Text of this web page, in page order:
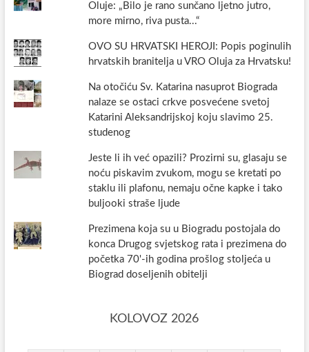
Oluje: „Bilo je rano sunčano ljetno jutro,
more mirno, riva pusta...“
OVO SU HRVATSKI HEROJI: Popis poginulih
hrvatskih branitelja u VRO Oluja za Hrvatsku!
Na otočiću Sv. Katarina nasuprot Biograda
nalaze se ostaci crkve posvećene svetoj
Katarini Aleksandrijskoj koju slavimo 25.
studenog
Jeste li ih već opazili? Prozirni su, glasaju se
noću piskavim zvukom, mogu se kretati po
staklu ili plafonu, nemaju očne kapke i tako
buljooki straše ljude
Prezimena koja su u Biogradu postojala do
konca Drugog svjetskog rata i prezimena do
početka 70'-ih godina prošlog stoljeća u
Biograd doseljenih obitelji
KOLOVOZ 2026